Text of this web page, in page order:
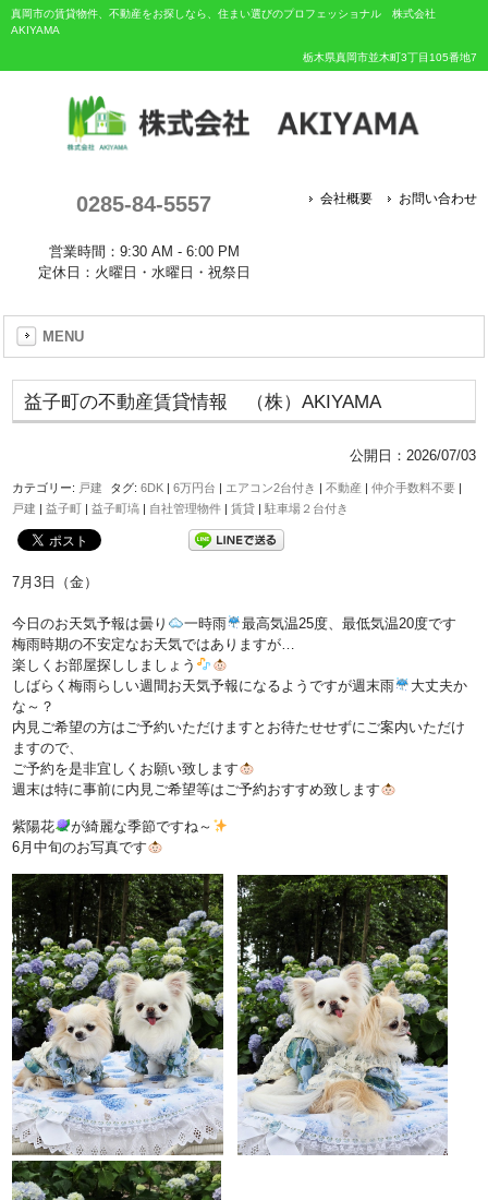
真岡市の賃貸物件、不動産をお探しなら、住まい選びのプロフェッショナル 株式会社
AKIYAMA
栃木県真岡市並木町3丁目105番地7
0285-84-5557
営業時間：9:30 AM - 6:00 PM
定休日：火曜日・水曜日・祝祭日
会社概要 お問い合わせ
MENU
益子町の不動産賃貸情報 （株）AKIYAMA
公開日： 2026/07/03
カテゴリー: 戸建 タグ:6DK |6万円台 | エアコン2台付き |不動産 |仲介手数料不要 |
戸建 |益子町 |益子町塙 | 自社管理物件 |賃貸 |駐車場２台付き
7月3日（金）
今日のお天気予報は曇り 一時雨
最高気温25度、最低気温20度です
梅雨時期の不安定なお天気ではありますが…
楽しくお部屋探ししましょう
しばらく梅雨らしい週間お天気予報になるようですが週末雨
大丈夫か
な～？
内見ご希望の方はご予約いただけますとお待たせせずにご案内いただけ
ますので、
ご予約を是非宜しくお願い致します
週末は特に事前に内見ご希望等はご予約おすすめ致します
紫陽花
が綺麗な季節ですね～
6月中旬のお写真です